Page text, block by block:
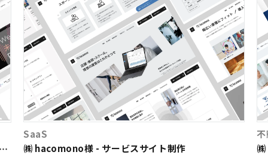
SaaS
㈱ hacomono様 - サービスサイト制作